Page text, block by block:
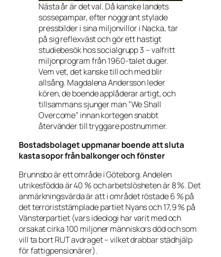
Nästa år är det val. Då kanske landets
sossepampar, efter noggrant stylade
pressbilder i sina miljonvillor i Nacka, tar
på sig reflexväst och gör ett hastigt
studiebesök hos socialgrupp 3 – valfritt
miljonprogram från 1960-talet duger.
Vem vet, det kanske till och med blir
allsång. Magdalena Andersson leder
kören, de boende applåderar artigt, och
tillsammans sjunger man”We Shall
Overcome” innan kortegen snabbt
återvänder till tryggare postnummer.
Bostadsbolaget uppmanar boende att sluta
kasta sopor från balkonger och fönster
Brunnsbo är ett område i Göteborg. Andelen
utrikesfödda är 40 % och arbetslösheten är 8 %. Det
anmärkningsvärda är att i området röstade 6 % på
det terroriststämplade partiet Nyans och 17,9 % på
Vänsterpartiet (vars ideologi har varit med och
orsakat cirka 100 miljoner människors död och som
vill ta bort RUT avdraget – vilket drabbar städhjälp
för fattigpensionärer).